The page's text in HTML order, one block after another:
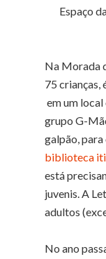
Espaço
Na Morada
75 crianças,
em um
grupo G-
galpão, para
biblioteca
está
juvenis. A
adultos
No ano